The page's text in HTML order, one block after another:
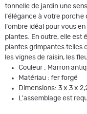
tonnelle de jardin une
l'élégance à votre
l'ombre idéal pour vous
plantes. En outre, elle est
plantes grimpantes telles
les vignes de raisin, les
Couleur : Marron
Matériau : fer forgé
Dimensions: 3 x 3 x
L'assemblage est